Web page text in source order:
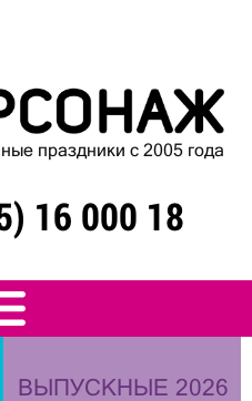
праздники с 2005 года
16 000 18
ВЫПУСКНЫЕ 2026